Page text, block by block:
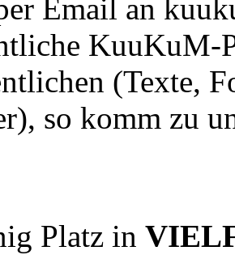
Email an
KuuKuM-
(Texte,
so komm zu
Platz in